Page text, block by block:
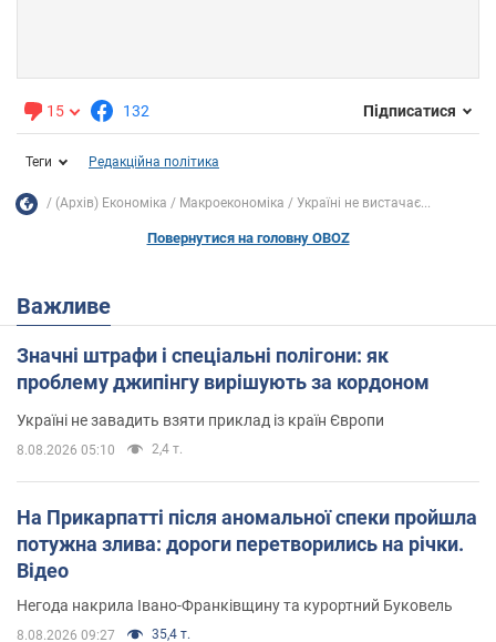
15 132 Підписатися
Теги Редакційна політика
(Архів) Економіка Mакроекономіка Україні не вистачає...
Повернутися на головну OBOZ
Важливе
Значні штрафи і спеціальні полігони: як
проблему джипінгу вирішують за кордоном
Україні не завадить взяти приклад із країн Європи
8.08.2026 05:10 2,4 т.
На Прикарпатті після аномальної спеки пройшла
потужна злива: дороги перетворились на річки.
Відео
Негода накрила Івано-Франківщину та курортний Буковель
8.08.2026 09:27 35,4 т.